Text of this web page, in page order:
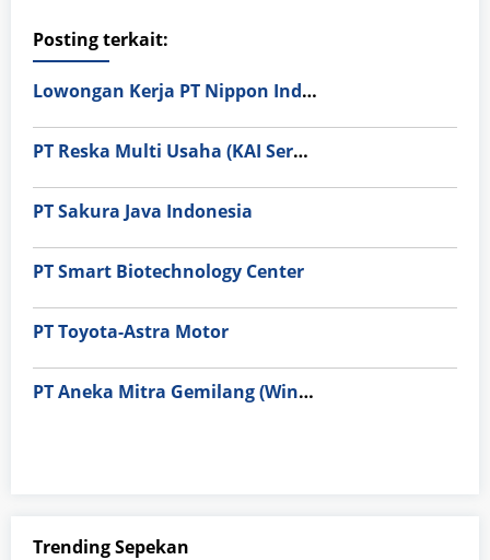
Posting terkait:
Lowongan Kerja PT Nippon Indosari Corpindo Tbk. Bulan Agustus 2026
PT Reska Multi Usaha (KAI Services)
PT Sakura Java Indonesia
PT Smart Biotechnology Center
PT Toyota-Astra Motor
PT Aneka Mitra Gemilang (Wings Group)
Trending Sepekan